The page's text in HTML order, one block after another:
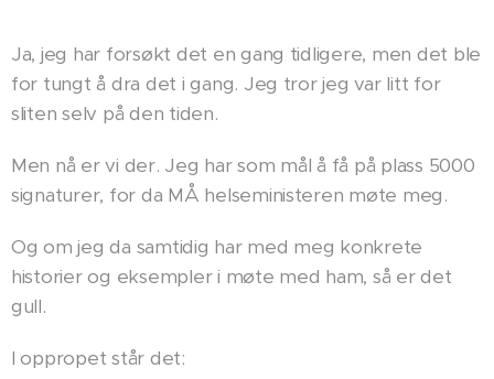
Ja, jeg har forsøkt det en gang tidligere, men det ble
for tungt å dra det i gang. Jeg tror jeg var litt for
sliten selv på den tiden.
Men nå er vi der. Jeg har som mål å få på plass 5000
signaturer, for da MÅ helseministeren møte meg.
Og om jeg da samtidig har med meg konkrete
historier og eksempler i møte med ham, så er det
gull.
I oppropet står det: